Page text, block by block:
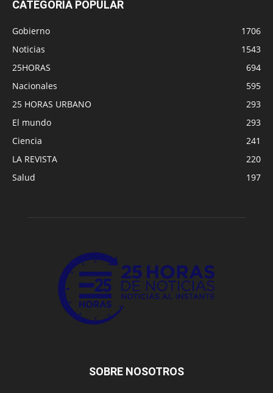
CATEGORÍA POPULAR
Gobierno
1706
Noticias
1543
25HORAS
694
Nacionales
595
25 HORAS URBANO
293
El mundo
293
Ciencia
241
LA REVISTA
220
Salud
197
SOBRE NOSOTROS